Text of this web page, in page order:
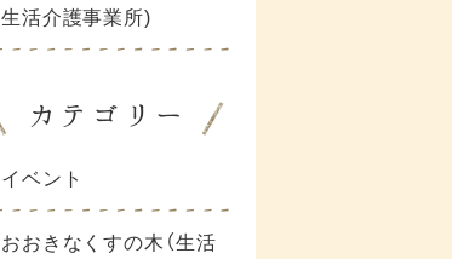
生活介護事業所)
イベント
おおきなくすの木（生活